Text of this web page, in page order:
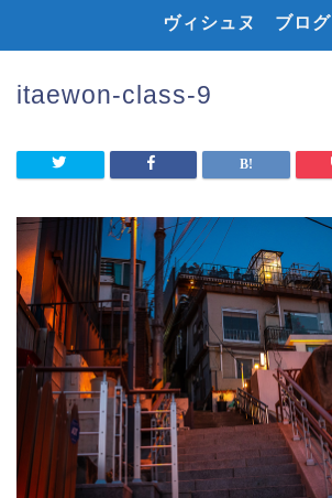
ヴィシュヌ ブログ
itaewon-class-9